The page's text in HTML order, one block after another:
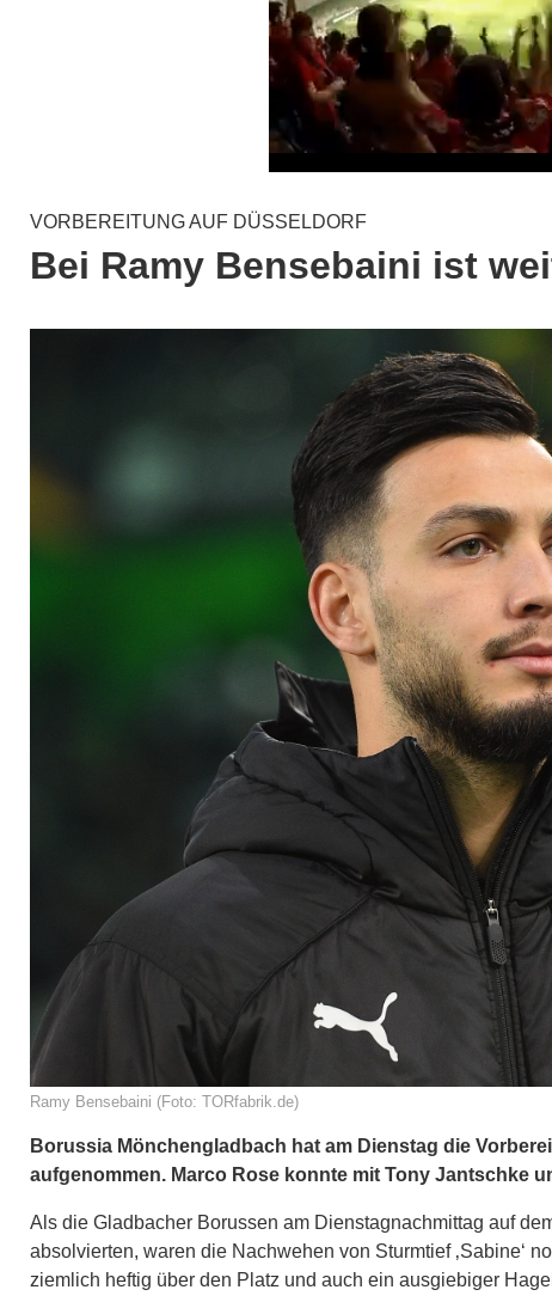
VORBEREITUNG AUF DÜSSELDORF
Bei Ramy Bensebaini ist
Ramy Bensebaini (Foto: TORfabrik.de)
Borussia Mönchengladbach hat am Dienstag die
aufgenommen. Marco Rose konnte mit Tony Jantschke
Als die Gladbacher Borussen am Dienstagnachmittag auf
absolvierten, waren die Nachwehen von Sturmtief ‚Sabine‘
ziemlich heftig über den Platz und auch ein ausgiebiger